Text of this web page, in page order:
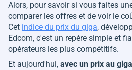
Alors, pour savoir si vous faites
comparer les offres et de voir le
Cet indice du prix du giga,
Edcom, c'est un repère simple et
opérateurs les plus compétitifs.
Et aujourd'hui, avec un prix au